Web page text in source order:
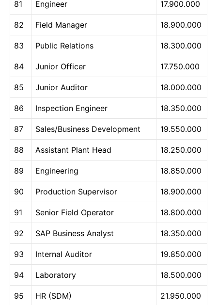
81 Engineer 17.900.000
82 Field Manager 18.900.000
83 Public Relations 18.300.000
84 Junior Officer 17.750.000
85 Junior Auditor 18.000.000
86 Inspection Engineer 18.350.000
87 Sales/Business Development 19.550.000
88 Assistant Plant Head 18.250.000
89 Engineering 18.850.000
90 Production Supervisor 18.900.000
91 Senior Field Operator 18.800.000
92 SAP Business Analyst 18.350.000
93 Internal Auditor 19.850.000
94 Laboratory 18.500.000
95 HR (SDM) 21.950.000